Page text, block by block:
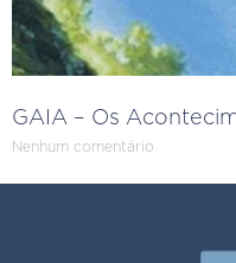
GAIA – Os
Nenhum comentário